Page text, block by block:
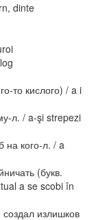
dinte
то кислого) / a i
л. / a-şi strepezi
на кого-л. / a
(букв.
a se scobi în
излишков